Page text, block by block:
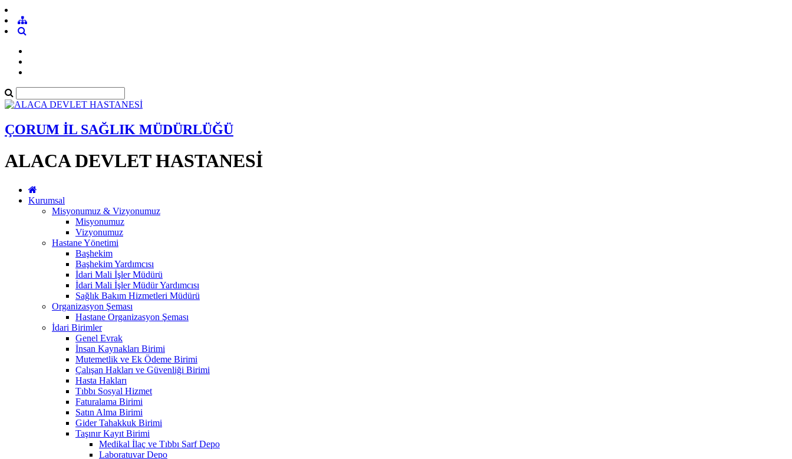
ÇORUM İL SAĞLIK MÜDÜRLÜĞÜ
ALACA DEVLET HASTANESİ
Kurumsal
Misyonumuz & Vizyonumuz
Misyonumuz
Vizyonumuz
Hastane Yönetimi
Başhekim
Başhekim Yardımcısı
İdari Mali İşler Müdürü
İdari Mali İşler Müdür Yardımcısı
Sağlık Bakım Hizmetleri Müdürü
Organizasyon Şeması
Hastane Organizasyon Şeması
İdari Birimler
Genel Evrak
İnsan Kaynakları Birimi
Mutemetlik ve Ek Ödeme Birimi
Çalışan Hakları ve Güvenliği Birimi
Hasta Hakları
Tıbbı Sosyal Hizmet
Faturalama Birimi
Satın Alma Birimi
Gider Tahakkuk Birimi
Taşınır Kayıt Birimi
Medikal İlaç ve Tıbbı Sarf Depo
Laboratuvar Depo